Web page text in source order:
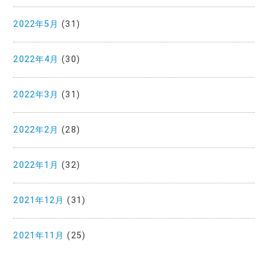
2022年5月 (31)
2022年4月 (30)
2022年3月 (31)
2022年2月 (28)
2022年1月 (32)
2021年12月 (31)
2021年11月 (25)